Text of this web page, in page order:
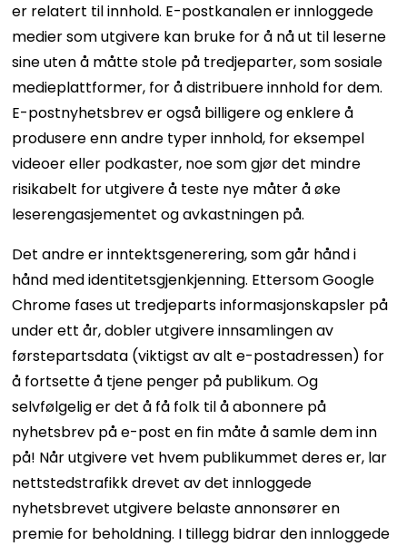
er relatert til innhold. E-postkanalen er innloggede
medier som utgivere kan bruke for å nå ut til leserne
sine uten å måtte stole på tredjeparter, som sosiale
medieplattformer, for å distribuere innhold for dem.
E-postnyhetsbrev er også billigere og enklere å
produsere enn andre typer innhold, for eksempel
videoer eller podkaster, noe som gjør det mindre
risikabelt for utgivere å teste nye måter å øke
leserengasjementet og avkastningen på.
Det andre er inntektsgenerering, som går hånd i
hånd med identitetsgjenkjenning. Ettersom Google
Chrome fases ut tredjeparts informasjonskapsler på
under ett år, dobler utgivere innsamlingen av
førstepartsdata (viktigst av alt e-postadressen) for
å fortsette å tjene penger på publikum. Og
selvfølgelig er det å få folk til å abonnere på
nyhetsbrev på e-post en fin måte å samle dem inn
på! Når utgivere vet hvem publikummet deres er, lar
nettstedstrafikk drevet av det innloggede
nyhetsbrevet utgivere belaste annonsører en
premie for beholdning. I tillegg bidrar den innloggede